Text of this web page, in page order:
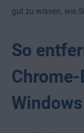
gut zu wissen, wie
So
Windows